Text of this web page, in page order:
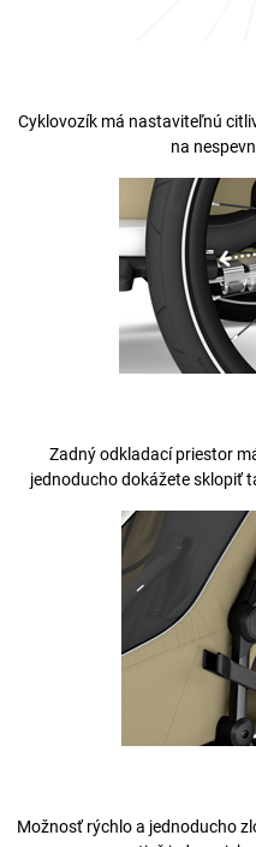
Cyklovozík má nastaviteľnú
na
Zadný odkladací priestor
jednoducho dokážete sklopiť
Možnosť rýchlo a jednoducho